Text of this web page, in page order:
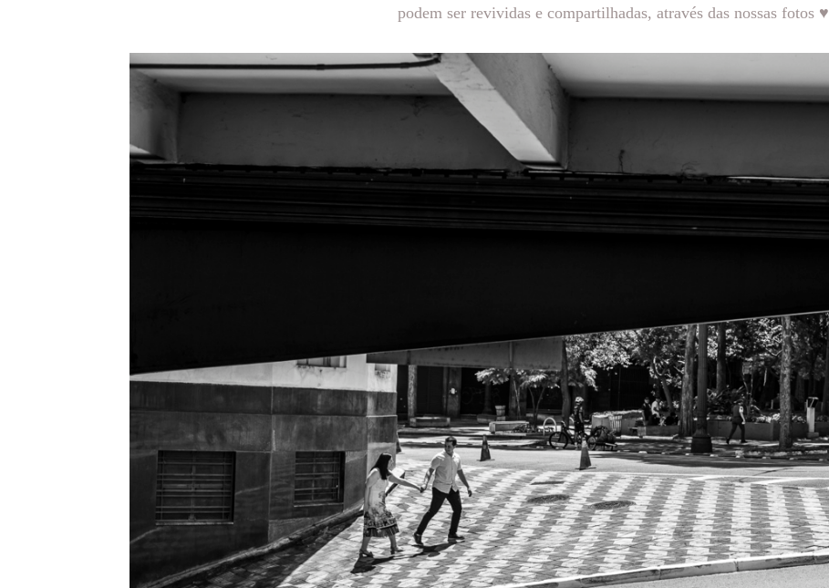
podem ser revividas e compartilhadas, através das nossas fotos ♥